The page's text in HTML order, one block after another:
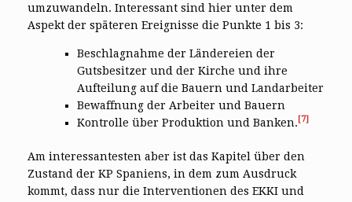
umzuwandeln. Interessant sind hier unter dem
Aspekt der späteren Ereignisse die Punkte 1 bis 3:
Beschlagnahme der Ländereien der
Gutsbesitzer und der Kirche und ihre
Aufteilung auf die Bauern und Landarbeiter
Bewaffnung der Arbeiter und Bauern
Kontrolle über Produktion und Banken.[7]
Am interessantesten aber ist das Kapitel über den
Zustand der KP Spaniens, in dem zum Ausdruck
kommt, dass nur die Interventionen des EKKI und